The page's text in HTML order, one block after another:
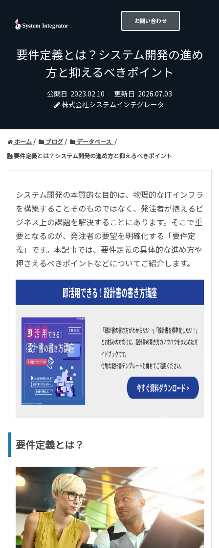
お問い合わせ
要件定義とは？システム開発の進め
方と抑えるべきポイント
公開日 2023.02.10 更新日 2026.07.03
株式会社システムインテグレータ
ホーム ブログ
データベース
要件定義とは？システム開発の進め方と抑えるべきポイント
システム開発の本質的な目的は、物理的なITインフラ
を構築することそのものではなく、発注者が抱えるビ
ジネス上の課題を解決することにあります。そこで重
要となるのが、発注者の要望を明確化する「要件定
義」です。本記事では、要件定義の具体的な進め方や
押さえるべきポイントなどについてご紹介します。
要件定義とは？